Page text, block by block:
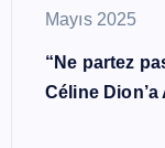
Mayıs 2025
“Ne partez
Céline Dion’a